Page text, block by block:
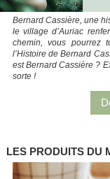
Bernard Cassière, une
le village d’Auriac
chemin, vous pourrez
l’Histoire de Bernard
est Bernard Cassière ?
sorte !
LES PRODUITS DU